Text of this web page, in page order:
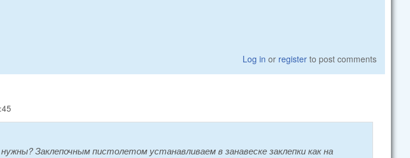
Log in or register to post comments
Заклепочным пистолетом устанавливаем в занавеске заклепки как на